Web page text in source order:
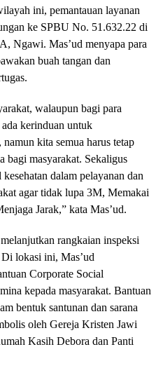
ini, pemantauan layanan
ke SPBU No. 51.632.22 di
Ngawi. Mas’ud menyapa para
buah tangan dan
walaupun bagi para
kerinduan untuk
kita semua harus tetap
bagi masyarakat. Sekaligus
dalam pelayanan dan
agar tidak lupa 3M, Memakai
Jarak,” kata Mas’ud.
rangkaian inspeksi
lokasi ini, Mas’ud
Corporate Social
kepada masyarakat. Bantuan
bentuk santunan dan sarana
oleh Gereja Kristen Jawi
Kasih Debora dan Panti